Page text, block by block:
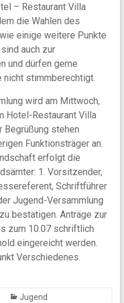
– Restaurant Villa
die Wahlen des
einige weitere Punkte
auch zur
und dürfen gerne
stimmberechtigt.
wird am Mittwoch,
Hotel-Restaurant Villa
Begrüßung stehen
Funktionsträger an.
erfolgt die
1. Vorsitzender,
Schriftführer
Jugend-Versammlung
bestätigen. Anträge zur
zum 10.07 schriftlich
eingereicht werden.
Verschiedenes.
Jugend